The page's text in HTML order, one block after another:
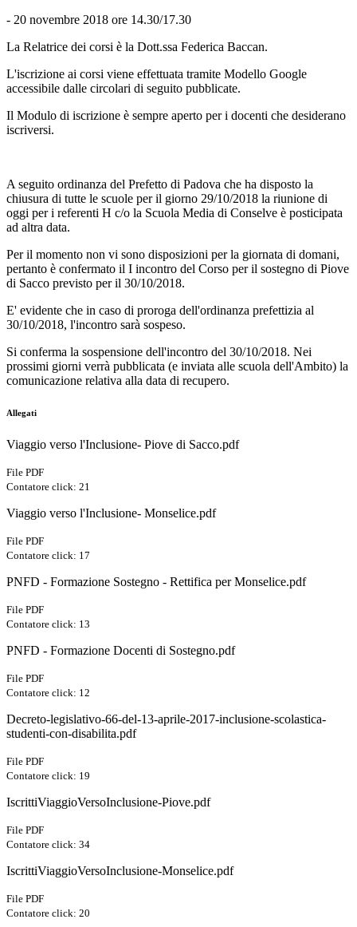
- 20 novembre 2018 ore 14.30/17.30
La Relatrice dei corsi è la Dott.ssa Federica Baccan.
L'iscrizione ai corsi viene effettuata tramite Modello Google
accessibile dalle circolari di seguito pubblicate.
Il Modulo di iscrizione è sempre aperto per i docenti che desiderano
iscriversi.
A seguito ordinanza del Prefetto di Padova che ha disposto la
chiusura di tutte le scuole per il giorno 29/10/2018 la riunione di
oggi per i referenti H c/o la Scuola Media di Conselve è posticipata
ad altra data.
Per il momento non vi sono disposizioni per la giornata di domani,
pertanto è confermato il I incontro del Corso per il sostegno di Piove
di Sacco previsto per il 30/10/2018.
E' evidente che in caso di proroga dell'ordinanza prefettizia al
30/10/2018, l'incontro sarà sospeso.
Si conferma la sospensione dell'incontro del 30/10/2018. Nei
prossimi giorni verrà pubblicata (e inviata alle scuola dell'Ambito) la
comunicazione relativa alla data di recupero.
Allegati
Viaggio verso l'Inclusione- Piove di Sacco.pdf
File PDF
Contatore click: 21
Viaggio verso l'Inclusione- Monselice.pdf
File PDF
Contatore click: 17
PNFD - Formazione Sostegno - Rettifica per Monselice.pdf
File PDF
Contatore click: 13
PNFD - Formazione Docenti di Sostegno.pdf
File PDF
Contatore click: 12
Decreto-legislativo-66-del-13-aprile-2017-inclusione-scolastica-
studenti-con-disabilita.pdf
File PDF
Contatore click: 19
IscrittiViaggioVersoInclusione-Piove.pdf
File PDF
Contatore click: 34
IscrittiViaggioVersoInclusione-Monselice.pdf
File PDF
Contatore click: 20